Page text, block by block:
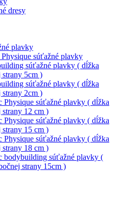
dresy
plavky
Physique súťažné plavky
súťažné plavky ( dĺžka
strany 5cm )
súťažné plavky ( dĺžka
strany 2cm )
Physique súťažné plavky ( dĺžka
strany 12 cm )
Physique súťažné plavky ( dĺžka
strany 15 cm )
Physique súťažné plavky ( dĺžka
strany 18 cm )
bodybuilding súťažné plavky (
strany 15cm )